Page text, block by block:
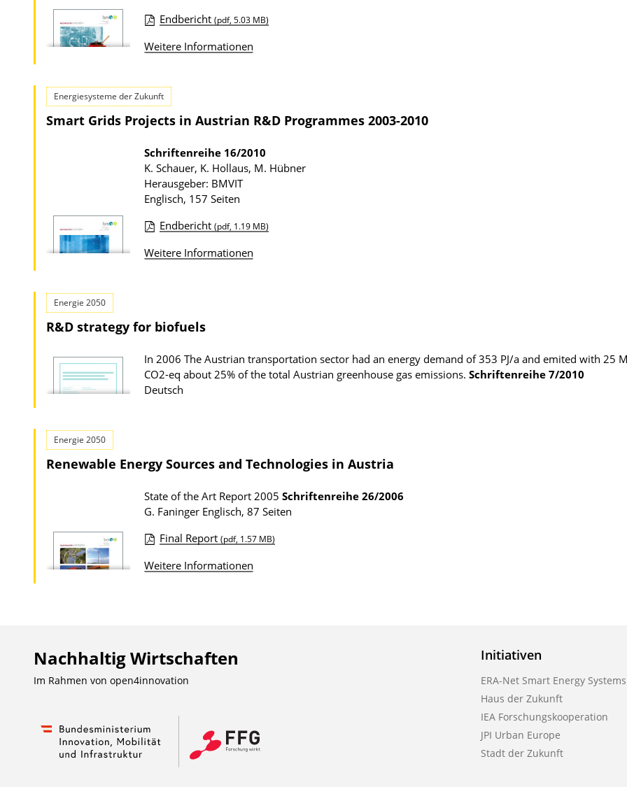
u
r
u
b
l
k
a
t
i
n
o
n
l
a
d
s
u
r
l
k
a
n
Endbericht (pdf, 5.03 MB)
Weitere Informationen
Energiesysteme der Zukunft
Smart Grids Projects in Austrian R&D Programmes 2003-2010
Schriftenreihe 16/2010
K. Schauer, K. Hollaus, M. Hübner
Herausgeber: BMVIT
Englisch, 157 Seiten
o
l
a
d
s
r
u
b
l
k
o
Endbericht (pdf, 1.19 MB)
Weitere Informationen
Energie 2050
R&D strategy for biofuels
In 2006 The Austrian transportation sector had an energy demand of 353 PJ/a and emited with 25
CO2-eq about 25% of the total Austrian greenhouse gas emissions. Schriftenreihe 7/2010
Deutsch
Energie 2050
Renewable Energy Sources and Technologies in Austria
State of the Art Report 2005 Schriftenreihe 26/2006
G. Faninger Englisch, 87 Seiten
o
o
z
u
Final Report (pdf, 1.57 MB)
Weitere Informationen
Nachhaltig Wirtschaften
Im Rahmen von open4innovation
Initiativen
ERA-Net Smart Energy Systems
Haus der Zukunft
IEA Forschungskooperation
JPI Urban Europe
Stadt der Zukunft